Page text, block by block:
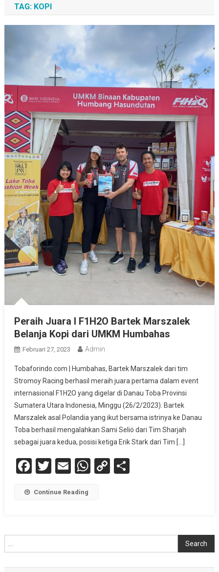
TAG: KOPI
Peraih Juara I F1H2O Bartek Marszalek
Belanja Kopi dari UMKM Humbahas
Februari 27, 2023 Admin
Tobaforindo.com | Humbahas, Bartek Marszalek dari tim
Stromoy Racing berhasil meraih juara pertama dalam event
internasional F1H2O yang digelar di Danau Toba Provinsi
Sumatera Utara Indonesia, Minggu (26/2/2023). Bartek
Marszalek asal Polandia yang ikut bersama istrinya ke Danau
Toba berhasil mengalahkan Sami Seliö dari Tim Sharjah
sebagai juara kedua, posisi ketiga Erik Stark dari Tim […]
Facebook
Twitter
EmailWhatsApp
Copy
Continue Reading
Search